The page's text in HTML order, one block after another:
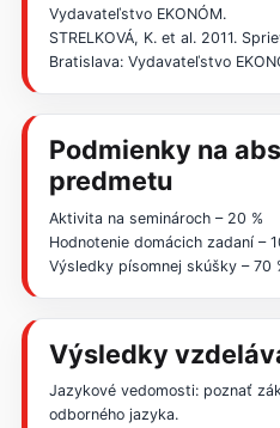
Vydavateľstvo EKONÓM.
STRELKOVÁ, K. et al. 2011.
Bratislava: Vydavateľstvo
Podmienky na
predmetu
Aktivita na seminároch – 20 %
Hodnotenie domácich zadaní –
Výsledky písomnej skúšky – 70
Výsledky
Jazykové vedomosti: poznať
odborného jazyka.